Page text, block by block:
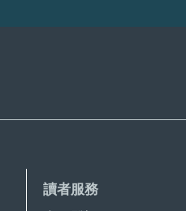
讀者服務